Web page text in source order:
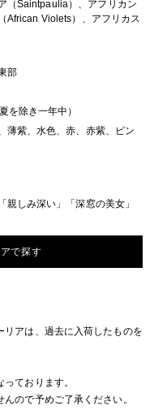
（Saintpaulia）、アフリカン
African Violets）、アフリカス
部
を除き一年中）
薄紫、水色、赤、赤紫、ピン
親しみ深い」「深窓の美女」
で探す
アは、過去に入荷したものを
っております。
ので予めご了承ください。